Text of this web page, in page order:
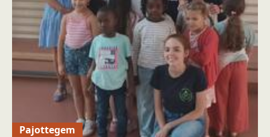
Pajottegem